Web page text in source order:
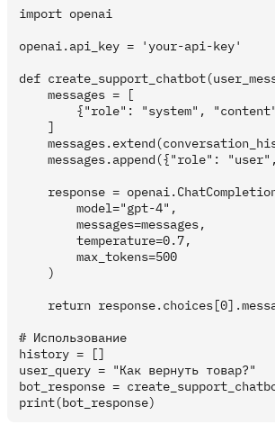
import openai
openai.api_key = 'your-api-key'
def
    messages = [
{"role": "system",
    ]
messages.append({"role":
response =
        model="gpt-4",
        messages=messages,
        temperature=0.7,
        max_tokens=500
    )
return
# Использование
history = []
user_query = "Как вернуть товар?"
bot_response =